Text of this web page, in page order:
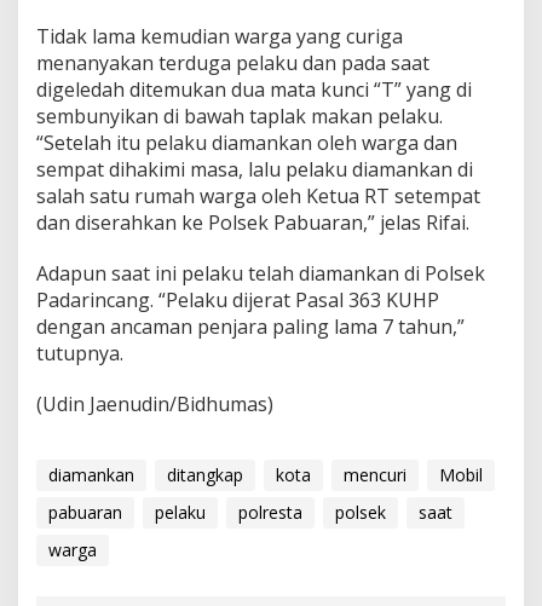
Tidak lama kemudian warga yang curiga
menanyakan terduga pelaku dan pada saat
digeledah ditemukan dua mata kunci “T” yang di
sembunyikan di bawah taplak makan pelaku.
“Setelah itu pelaku diamankan oleh warga dan
sempat dihakimi masa, lalu pelaku diamankan di
salah satu rumah warga oleh Ketua RT setempat
dan diserahkan ke Polsek Pabuaran,” jelas Rifai.
Adapun saat ini pelaku telah diamankan di Polsek
Padarincang. “Pelaku dijerat Pasal 363 KUHP
dengan ancaman penjara paling lama 7 tahun,”
tutupnya.
(Udin Jaenudin/Bidhumas)
diamankan ditangkap kota mencuri
Mobil
pabuaran
pelaku polresta polsek
saat
warga